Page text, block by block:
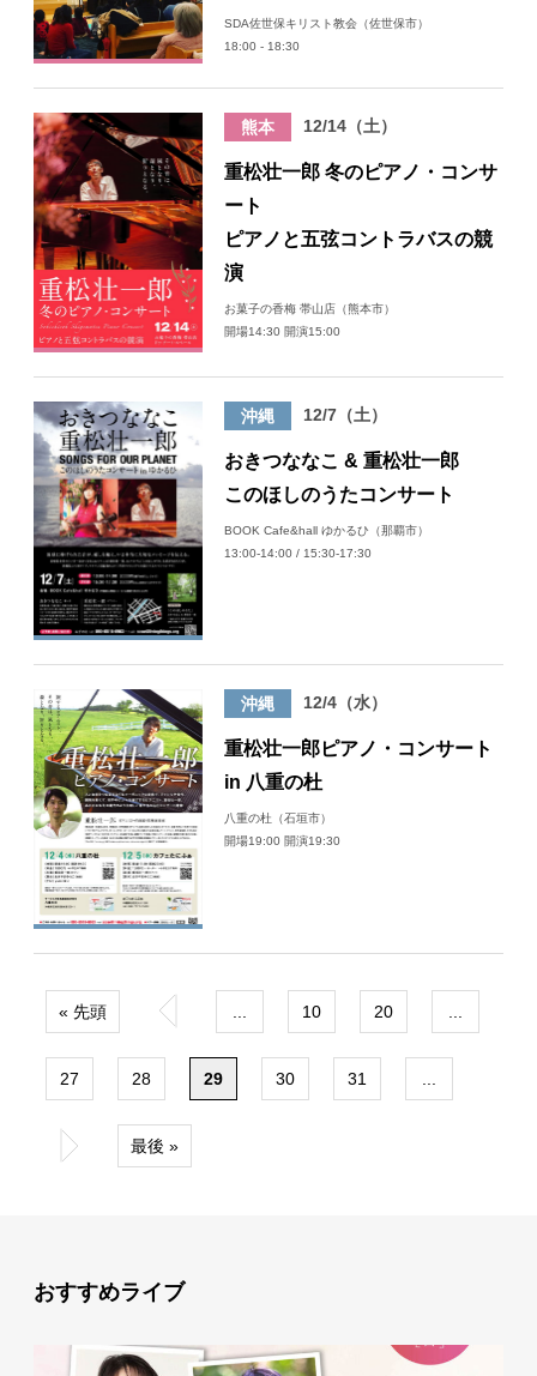
SDA佐世保キリスト教会（佐世保市）
18:00 - 18:30
熊本 12/14（土）
重松壮一郎 冬のピアノ・コンサ
ート
ピアノと五弦コントラバスの競
演
お菓子の香梅 帯山店（熊本市）
開場14:30 開演15:00
沖縄 12/7（土）
おきつななこ & 重松壮一郎
このほしのうたコンサート
BOOK Cafe&hall ゆかるひ（那覇市）
13:00-14:00 / 15:30-17:30
沖縄 12/4（水）
重松壮一郎ピアノ・コンサート
in 八重の杜
八重の杜（石垣市）
開場19:00 開演19:30
« 先頭 « 10 20
27 28 29 30 31
» 最後 »
おすすめライブ